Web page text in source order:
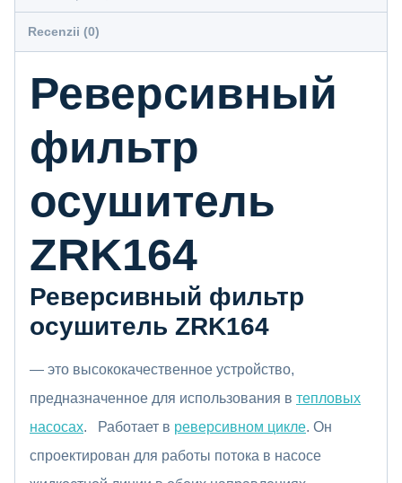
Recenzii (0)
Реверсивный
фильтр
осушитель
ZRK164
Реверсивный фильтр
осушитель ZRK164
— это высококачественное устройство,
предназначенное для использования в тепловых
насосах. Работает в реверсивном цикле. Он
спроектирован для работы потока в насосе